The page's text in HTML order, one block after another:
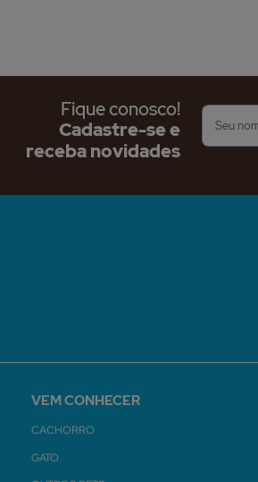
Fique conosco!
Cadastre-se e
receba novidades
VEM CONHECER
CACHORRO
GATO